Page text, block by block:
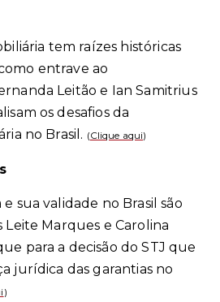
tem raízes históricas
entrave ao
Leitão e Ian Samitrius
os desafios da
no Brasil. (Clique aqui)
sua validade no Brasil são
Leite Marques e Carolina
para a decisão do STJ que
jurídica das garantias no
)